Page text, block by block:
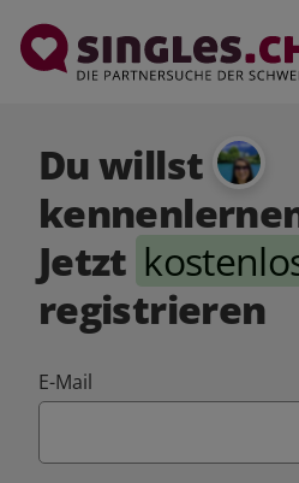
Du willst
Jetzt
registrieren
E-Mail